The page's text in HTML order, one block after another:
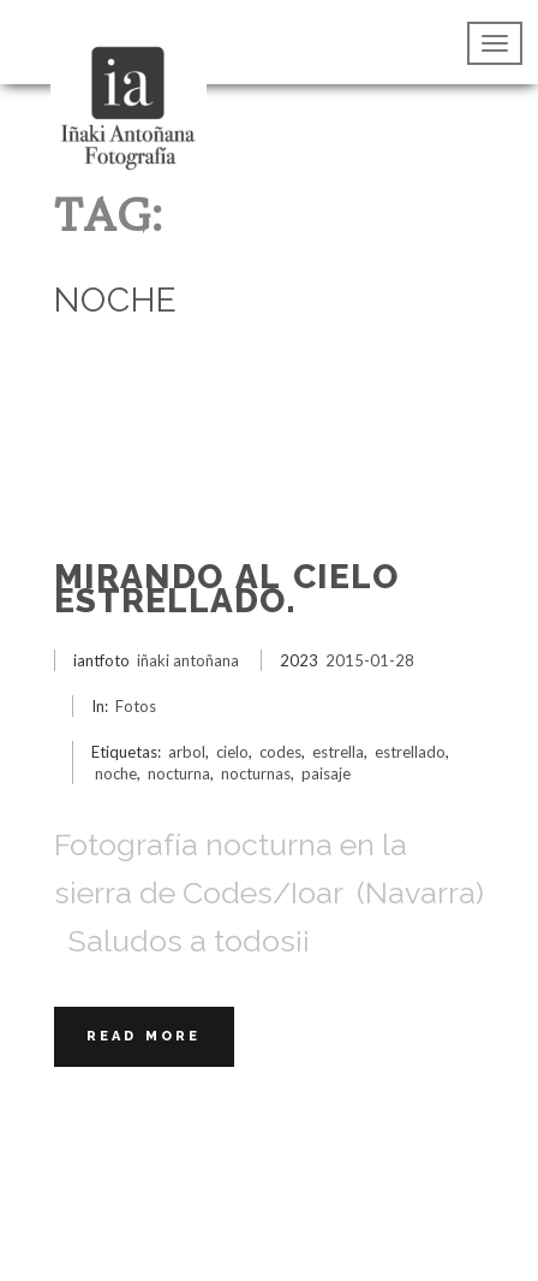
TAG:
NOCHE
MIRANDO AL CIELO
ESTRELLADO.
iantfoto iñaki antoñana 2023 2015-01-28
In: Fotos
Etiquetas: arbol, cielo, codes, estrella, estrellado,
noche, nocturna, nocturnas, paisaje
Fotografía nocturna en la
sierra de Codes/Ioar (Navarra)
Saludos a todos¡¡
READ MORE